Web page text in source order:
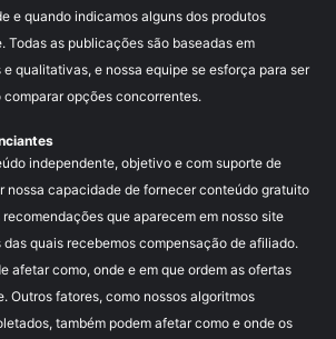
e quando indicamos alguns dos produtos
Todas as publicações são baseadas em
qualitativas, e nossa equipe se esforça para ser
opções concorrentes.
independente, objetivo e com suporte de
nossa capacidade de fornecer conteúdo gratuito
que aparecem em nosso site
das quais recebemos compensação de afiliado.
afetar como, onde e em que ordem as ofertas
Outros fatores, como nossos algoritmos
também podem afetar como e onde os